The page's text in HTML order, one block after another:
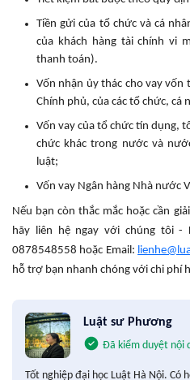
Tiền gửi của tổ chức và cá
của khách hàng tài chính vi
thanh toán).
Vốn nhận ủy thác cho vay vốn
Chính phủ, của các tổ chức,
Vốn vay của tổ chức tín dụng,
chức khác trong nước và
luật;
Vốn vay Ngân hàng Nhà nước
Nếu bạn còn thắc mắc hoặc cần
hãy liên hệ ngay với chúng tôi -
0878548558 hoặc Email:
hỗ trợ bạn nhanh chóng với chi phí
Luật sư Phương
Đã kiểm duyệt nội
Tốt nghiệp đại học Luật Hà Nội. Có